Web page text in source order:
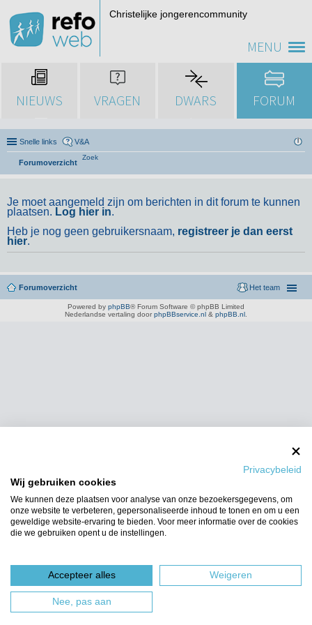
Privacybeleid
Wij gebruiken cookies
We kunnen deze plaatsen voor analyse van onze bezoekersgegevens, om
onze website te verbeteren, gepersonaliseerde inhoud te tonen en om u een
geweldige website-ervaring te bieden. Voor meer informatie over de cookies
die we gebruiken opent u de instellingen.
Accepteer alles Weigeren
Nee, pas aan
MENU
Christelijke jongerencommunity
NIEUWS VRAGEN DWARS FORUM
Snelle links V&A
Forumoverzicht
Zoek
Je moet aangemeld zijn om berichten in dit forum te kunnen
plaatsen. Log hier in.
Heb je nog geen gebruikersnaam, registreer je dan eerst
hier.
Forumoverzicht Het team
Powered by phpBB® Forum Software © phpBB Limited
Nederlandse vertaling door phpBBservice.nl & phpBB.nl